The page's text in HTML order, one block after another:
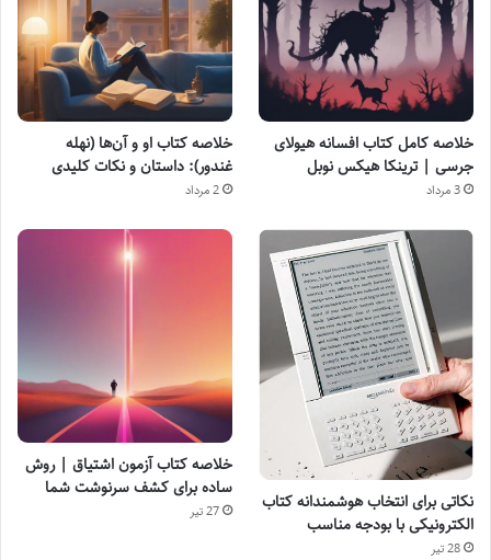
خلاصه کامل کتاب افسانه هیولای
جرسی | ترینکا هیکس نوبل
3 مرداد
خلاصه کتاب او و آن‌ها (نهله
غندور): داستان و نکات کلیدی
2 مرداد
نکاتی برای انتخاب هوشمندانه کتاب
الکترونیکی با بودجه مناسب
28 تیر
خلاصه کتاب آزمون اشتیاق | روش
ساده برای کشف سرنوشت شما
27 تیر